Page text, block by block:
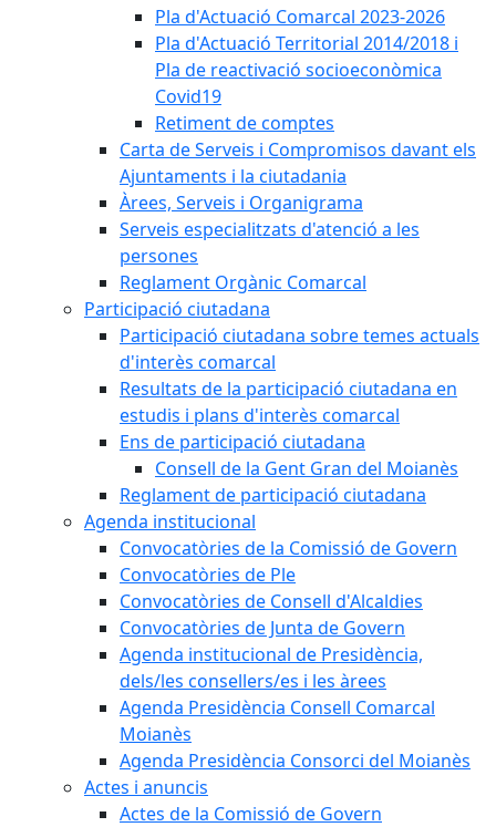
Pla d'Actuació Comarcal 2023-2026
Pla d'Actuació Territorial 2014/2018 i
Pla de reactivació socioeconòmica
Covid19
Retiment de comptes
Carta de Serveis i Compromisos davant els
Ajuntaments i la ciutadania
Àrees, Serveis i Organigrama
Serveis especialitzats d'atenció a les
persones
Reglament Orgànic Comarcal
Participació ciutadana
Participació ciutadana sobre temes actuals
d'interès comarcal
Resultats de la participació ciutadana en
estudis i plans d'interès comarcal
Ens de participació ciutadana
Consell de la Gent Gran del Moianès
Reglament de participació ciutadana
Agenda institucional
Convocatòries de la Comissió de Govern
Convocatòries de Ple
Convocatòries de Consell d'Alcaldies
Convocatòries de Junta de Govern
Agenda institucional de Presidència,
dels/les consellers/es i les àrees
Agenda Presidència Consell Comarcal
Moianès
Agenda Presidència Consorci del Moianès
Actes i anuncis
Actes de la Comissió de Govern